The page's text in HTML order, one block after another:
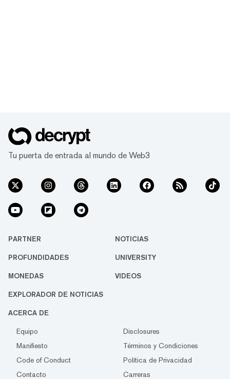
Tu puerta de entrada al mundo de Web3
PARTNER NOTICIAS
PROFUNDIDADES UNIVERSITY
MONEDAS VIDEOS
EXPLORADOR DE NOTICIAS
ACERCA DE
Equipo
Disclosures
Manifiesto
Términos y Condiciones
Code of Conduct
Política de Privacidad
Contacto
Carreras